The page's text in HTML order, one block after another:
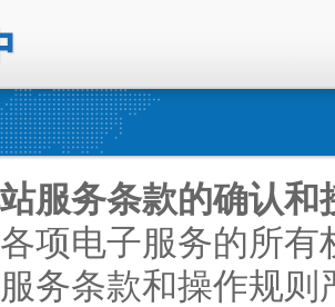
服务条款的确认和
项电子服务的所
务条款和操作规